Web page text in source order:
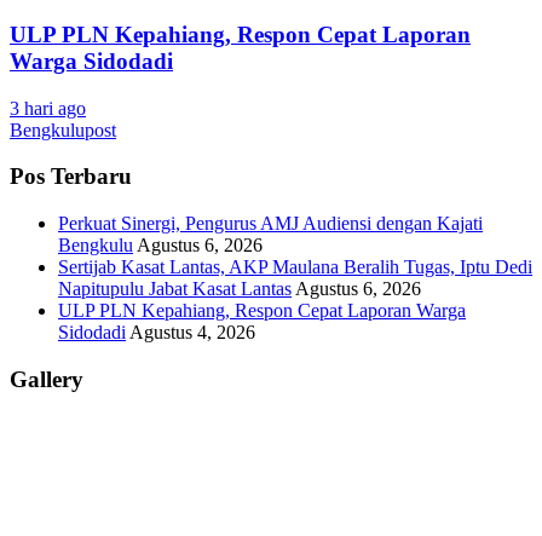
ULP PLN Kepahiang, Respon Cepat Laporan
Warga Sidodadi
3 hari ago
Bengkulupost
Pos Terbaru
Perkuat Sinergi, Pengurus AMJ Audiensi dengan Kajati
Bengkulu Agustus 6, 2026
Sertijab Kasat Lantas, AKP Maulana Beralih Tugas, Iptu Dedi
Napitupulu Jabat Kasat Lantas Agustus 6, 2026
ULP PLN Kepahiang, Respon Cepat Laporan Warga
Sidodadi Agustus 4, 2026
Gallery